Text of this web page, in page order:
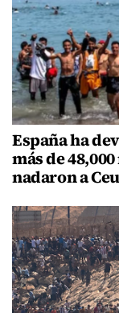
España ha
más de
nadaron a